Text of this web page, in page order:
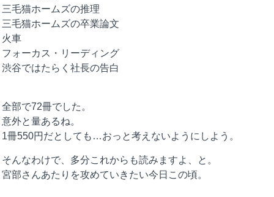
三毛猫ホームズの推理
三毛猫ホームズの卒業論文
火車
フォーカス・リーディング
渋谷ではたらく社長の告白
全部で72冊でした。
意外と量あるね。
1冊550円だとしても…おっと考えないようにしよう。
そんなわけで、多分これからも読みますよ、と。
宮部さんあたりを攻めていきたい今日この頃。